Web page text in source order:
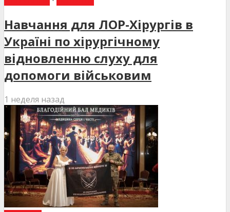
Навчання для ЛОР-Хірургів в
Україні по хірургічному
відновленню слуху для
допомоги військовим
1 неделя назад